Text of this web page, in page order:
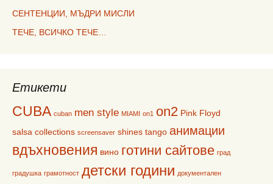
СЕНТЕНЦИИ, МЪДРИ МИСЛИ
ТЕЧЕ, ВСИЧКО ТЕЧЕ…
Етикети
CUBA cuban men style MIAMI on1 on2 Pink Floyd
salsa collections screensaver shines tango анимации
вдъхновения вино готини сайтове град
градушка грамотност детски години документален